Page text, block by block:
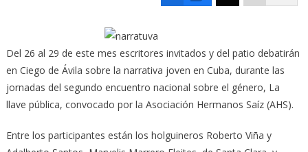
Del 26 al 29 de este mes escritores invitados y del patio debatirán
en Ciego de Ávila sobre la narrativa joven en Cuba, durante las
jornadas del segundo encuentro nacional sobre el género, La
llave pública, convocado por la Asociación Hermanos Saíz (AHS).
Entre los participantes están los holguineros Roberto Viña y